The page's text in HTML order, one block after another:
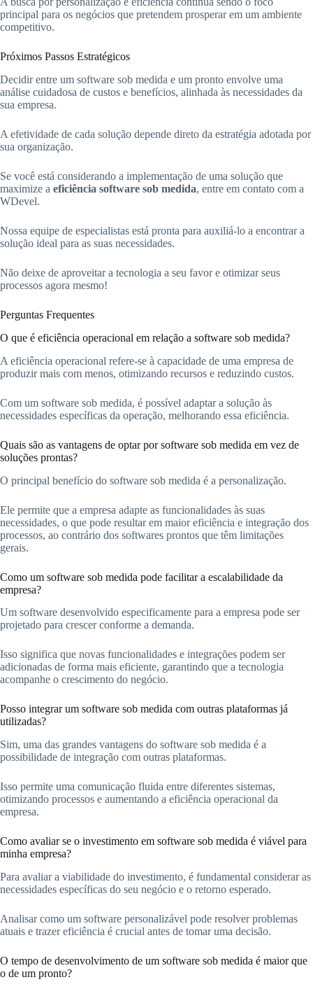
principal para os negócios que pretendem prosperar em um ambiente
competitivo.
Próximos Passos Estratégicos
Decidir entre um software sob medida e um pronto envolve uma
análise cuidadosa de custos e benefícios, alinhada às necessidades da
sua empresa.
A efetividade de cada solução depende direto da estratégia adotada por
sua organização.
Se você está considerando a implementação de uma solução que
maximize a eficiência software sob medida, entre em contato com a
WDevel.
Nossa equipe de especialistas está pronta para auxiliá-lo a encontrar a
solução ideal para as suas necessidades.
Não deixe de aproveitar a tecnologia a seu favor e otimizar seus
processos agora mesmo!
Perguntas Frequentes
O que é eficiência operacional em relação a software sob medida?
A eficiência operacional refere-se à capacidade de uma empresa de
produzir mais com menos, otimizando recursos e reduzindo custos.
Com um software sob medida, é possível adaptar a solução às
necessidades específicas da operação, melhorando essa eficiência.
Quais são as vantagens de optar por software sob medida em vez de
soluções prontas?
O principal benefício do software sob medida é a personalização.
Ele permite que a empresa adapte as funcionalidades às suas
necessidades, o que pode resultar em maior eficiência e integração dos
processos, ao contrário dos softwares prontos que têm limitações
gerais.
Como um software sob medida pode facilitar a escalabilidade da
empresa?
Um software desenvolvido especificamente para a empresa pode ser
projetado para crescer conforme a demanda.
Isso significa que novas funcionalidades e integrações podem ser
adicionadas de forma mais eficiente, garantindo que a tecnologia
acompanhe o crescimento do negócio.
Posso integrar um software sob medida com outras plataformas já
utilizadas?
Sim, uma das grandes vantagens do software sob medida é a
possibilidade de integração com outras plataformas.
Isso permite uma comunicação fluida entre diferentes sistemas,
otimizando processos e aumentando a eficiência operacional da
empresa.
Como avaliar se o investimento em software sob medida é viável para
minha empresa?
Para avaliar a viabilidade do investimento, é fundamental considerar as
necessidades específicas do seu negócio e o retorno esperado.
Analisar como um software personalizável pode resolver problemas
atuais e trazer eficiência é crucial antes de tomar uma decisão.
O tempo de desenvolvimento de um software sob medida é maior que
o de um pronto?